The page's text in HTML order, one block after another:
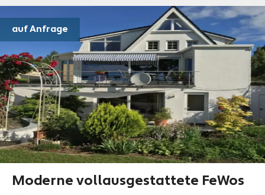
Moderne vollausgestattete FeWos
auf Anfrage